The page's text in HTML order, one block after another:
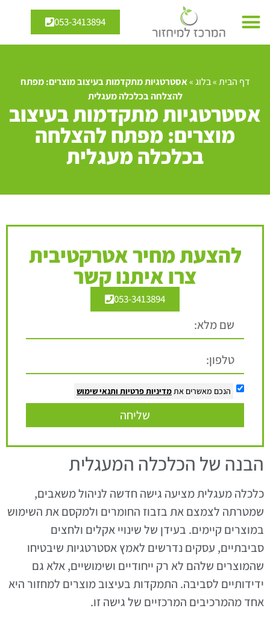
053-3413894
דף הבית»בלוג»אסטרטגיות מתקדמות בעיצוב מוצרים: מפתח
להצלחה בכלכלה מעגלית
אסטרטגיות מתקדמות בעיצוב
מוצרים: מפתח להצלחה
בכלכלה מעגלית
להצעת מחיר אטרקטיבית
צרו איתנו קשר
053-3413894
הנכם מאשרים את מדיניות פרטיות ותנאי שימוש
שליחה
הבנה של הכלכלה המעגלית
כלכלה מעגלית מציעה גישה חדשה לניהול משאבים,
שמטרתה לצמצם את בזבוז החומרים ולמקסם את השימוש
במוצרים קיימים. בעידן של שינויי אקלים ולחצים
סביבתיים, עסקים נדרשים לאמץ אסטרטגיות שיבטיחו
שהמוצרים שלהם לא רק ייחודיים ושימושיים, אלא גם
ידידותיים לסביבה. התמקדות בעיצוב מוצרים למחזור היא
אחד מהמרכיבים המרכזיים של גישה זו.